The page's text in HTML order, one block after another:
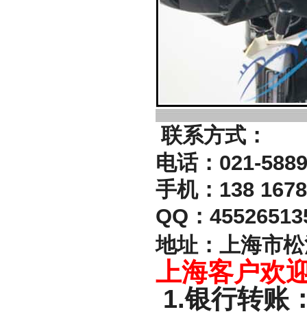
联系方式：
电话：021-
手机：138
QQ：
地址：上海市
上海客户欢
1.银行转账